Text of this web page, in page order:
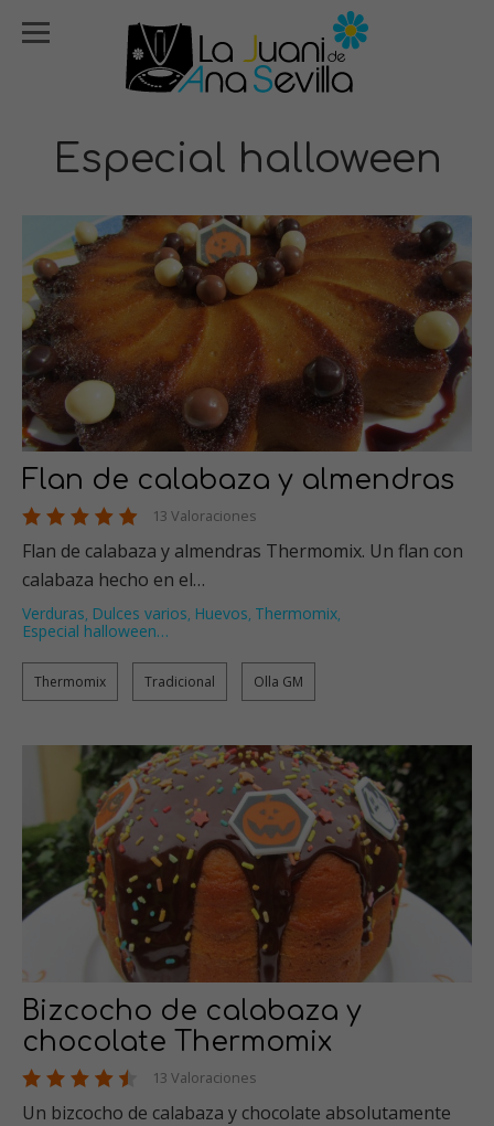
Especial halloween
Flan de calabaza y almendras
13 Valoraciones
Flan de calabaza y almendras Thermomix. Un flan con
calabaza hecho en el…
Verduras, Dulces varios, Huevos, Thermomix,
Especial halloween…
Thermomix Tradicional Olla GM
Bizcocho de calabaza y
chocolate Thermomix
13 Valoraciones
Un bizcocho de calabaza y chocolate absolutamente